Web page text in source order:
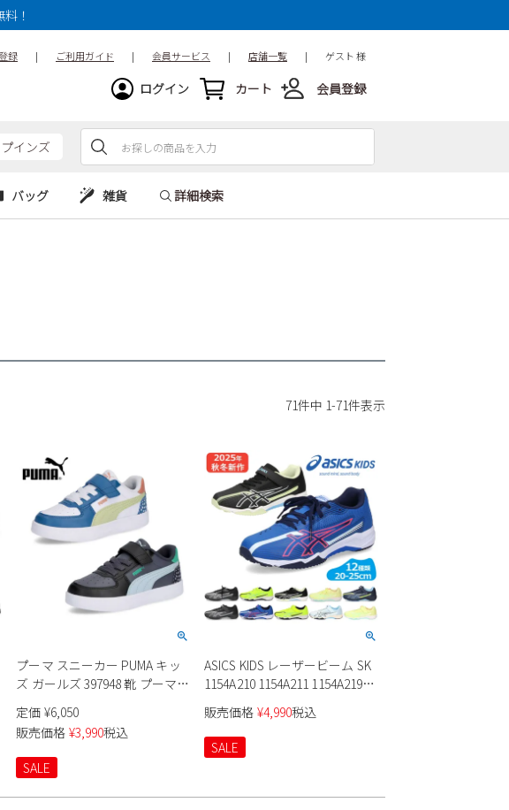
！
録 | ご利用ガイド | 会員サービス | 店舗一覧 | ゲスト 様
ログイン カート 会員登録
インズ
バッグ 雑貨 詳細検索
71件中 1-71件表示
プーマ スニーカー PUMA キッ
ズ ガールズ 397948 靴 プーマ
ケーブン 2.0 PUMA FC AC+PS ベ
ルクロ シューズ ローカット
定価 ¥6,050
販売価格 ¥3,990税込
SALE
ASICS KIDS レーザービーム SK
1154A210 1154A211 1154A219
1154A220 3E キッズ ジュニア
販売価格 ¥4,990税込
SALE